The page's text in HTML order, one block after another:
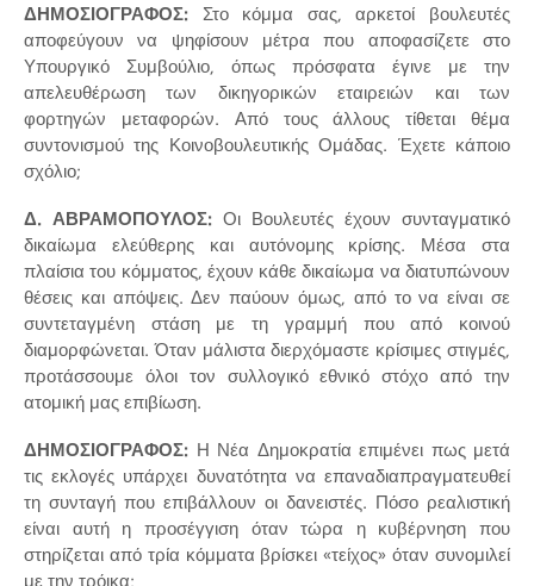
ΔΗΜΟΣΙΟΓΡΑΦΟΣ: Στο κόμμα σας, αρκετοί βουλευτές
αποφεύγουν να ψηφίσουν μέτρα που αποφασίζετε στο
Υπουργικό Συμβούλιο, όπως πρόσφατα έγινε με την
απελευθέρωση των δικηγορικών εταιρειών και των
φορτηγών μεταφορών. Από τους άλλους τίθεται θέμα
συντονισμού της Κοινοβουλευτικής Ομάδας. Έχετε κάποιο
σχόλιο;
Δ. ΑΒΡΑΜΟΠΟΥΛΟΣ: Οι Βουλευτές έχουν συνταγματικό
δικαίωμα ελεύθερης και αυτόνομης κρίσης. Μέσα στα
πλαίσια του κόμματος, έχουν κάθε δικαίωμα να διατυπώνουν
θέσεις και απόψεις. Δεν παύουν όμως, από το να είναι σε
συντεταγμένη στάση με τη γραμμή που από κοινού
διαμορφώνεται. Όταν μάλιστα διερχόμαστε κρίσιμες στιγμές,
προτάσσουμε όλοι τον συλλογικό εθνικό στόχο από την
ατομική μας επιβίωση.
ΔΗΜΟΣΙΟΓΡΑΦΟΣ: Η Νέα Δημοκρατία επιμένει πως μετά
τις εκλογές υπάρχει δυνατότητα να επαναδιαπραγματευθεί
τη συνταγή που επιβάλλουν οι δανειστές. Πόσο ρεαλιστική
είναι αυτή η προσέγγιση όταν τώρα η κυβέρνηση που
στηρίζεται από τρία κόμματα βρίσκει «τείχος» όταν συνομιλεί
με την τρόικα;